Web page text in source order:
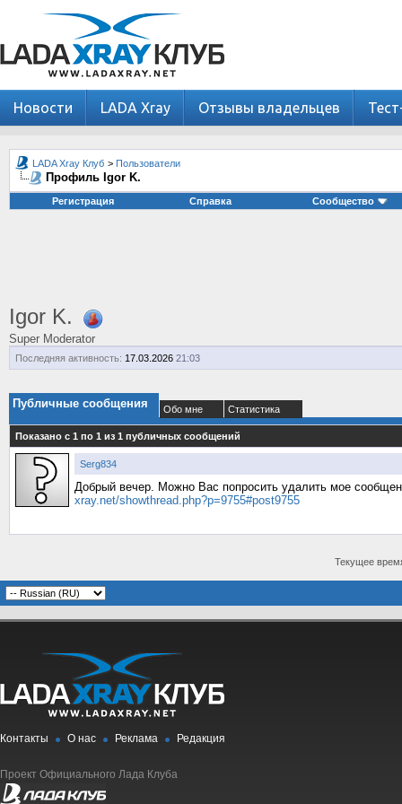
Новости LADA Xray Отзывы владельцев
LADA Xray Клуб > Пользователи
Профиль Igor K.
Регистрация Справка Сообщество
Igor K.
Super Moderator
Последняя активность: 17.03.2026 21:03
Публичные сообщения Обо мне Статистика
Показано с 1 по 1 из 1 публичных сообщений
Serg834
Добрый вечер. Можно Вас попросить удалить мое
xray.net/showthread.php?p=9755#post9755
Текущее
Контакты О нас Реклама Редакция
Проект Официального Лада Клуба